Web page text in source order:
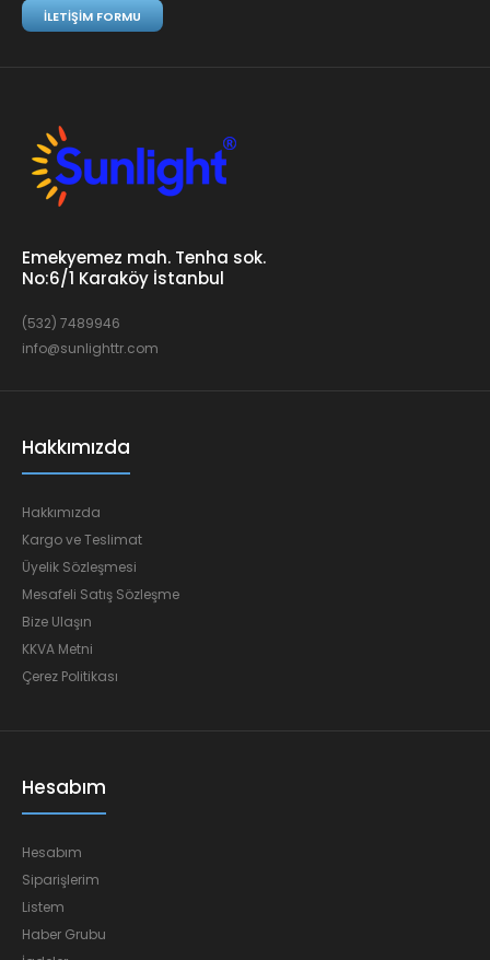
İLETIŞIM FORMU
Emekyemez mah. Tenha sok.
No:6/1 Karaköy İstanbul
(532) 7489946
info@sunlighttr.com
Hakkımızda
Hakkımızda
Kargo ve Teslimat
Üyelik Sözleşmesi
Mesafeli Satış Sözleşme
Bize Ulaşın
KKVA Metni
Çerez Politikası
Hesabım
Hesabım
Siparişlerim
Listem
Haber Grubu